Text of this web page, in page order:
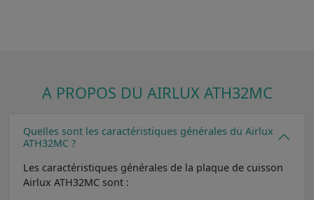
A PROPOS DU AIRLUX ATH32MC
Quelles sont les caractéristiques générales du Airlux
ATH32MC ?
Les caractéristiques générales de la plaque de cuisson
Airlux ATH32MC sont :